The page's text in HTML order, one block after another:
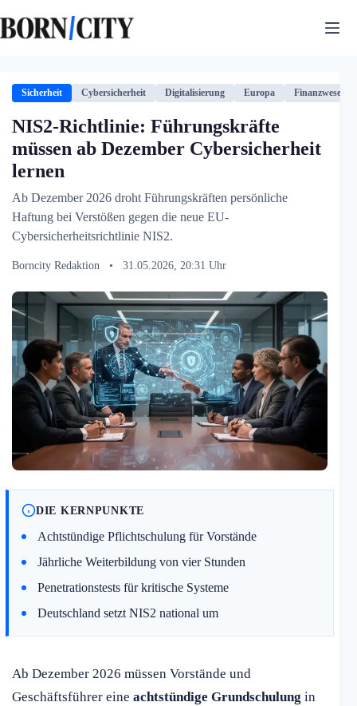
Inhalt
springen
Sicherheit Cybersicherheit Digitalisierung Europa Finanzwesen
NIS2-Richtlinie: Führungskräfte
müssen ab Dezember Cybersicherheit
lernen
Ab Dezember 2026 droht Führungskräften persönliche
Haftung bei Verstößen gegen die neue EU-
Cybersicherheitsrichtlinie NIS2.
Borncity Redaktion • 31.05.2026, 20:31 Uhr
DIE KERNPUNKTE
Achtstündige Pflichtschulung für Vorstände
Jährliche Weiterbildung von vier Stunden
Penetrationstests für kritische Systeme
Deutschland setzt NIS2 national um
Ab Dezember 2026 müssen Vorstände und
Geschäftsführer eine achtstündige Grundschulung in